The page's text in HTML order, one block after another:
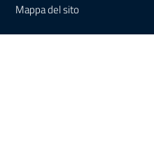
Mappa del sito